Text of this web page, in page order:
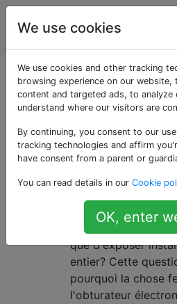
La
photographie
Questions
«electronic-
3
Pourquoi les
exposent-ils
précédente,
elles une fente
que d'exposer
entier? Cette
pourquoi la chose
l'obturateur
We use cookies
We use cookies and other tracking
browsing experience on our
content and targeted ads, to
understand where our visitors are
By continuing, you consent to our
tracking technologies and affirm
have consent from a parent or
You can read details in our Cookie
OK, enter